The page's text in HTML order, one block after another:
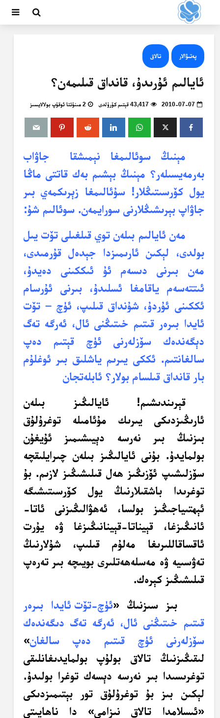
پەتىۋالار تالاق
ئايالىم ئۇرىدۇ، قانداق قىلىمەن؟
2010-07-07 43,417 قېتىم كۆرۈلدى 2 مىنۇتتا ئوقۇپ بولالايسىز
مېنىڭ سوئالىمغا نېمىشقا جاۋاب
بەرمەيسىلەر؟ مېنىڭ بېشىم بەك قاتتى ماڭا
يول كۆرسىتىڭلار! سۇئالىمغا زېرىكمەي بىر
جاۋاپ بېرىشىڭلارنى سورايمەن. سوئالىم شۇ:
مەن ئايالىم بىلەن توي قىلغىلى تۆت يىل
بولدى، لېكىن ئارىمىزدا جېدەل قۇرمىدى،
مەن بىرنى دىسەم ئۇ ئىككىنى دەيدۇ،
ئىتتەسەم ياقامغا ئسلىدۇ، بىرنى ئۇرسام
ئككىنى ئۇردۇ، شۇنداق قىلىپ، ئۈچ – تۆت
ئايدا بىرەر قىتىم خىتىڭنى ئال، ئەرگە تەگ
دېگەندەك سۆزلەرنى ئۈچ قېتىم دەپ
سالغانتىم. ئككى يىرىم ياشلىق بىر ئوغلۇم
بار قانداق قىلسام بولار؟ ئابلەتجان
قېرىندىشىم!
ئايالىڭىز بىلەن
ئارىڭىزدىكى يىرىك مۇئامىلە توغرۇلۇق
بىزنىڭ بىر نەرسە دېيىشىمىز ئۇيغۇن
بولمايدۇ. بۇنى ئايالىڭىز بىلەن چىرايلىقچە
سۆزلىشىپ ئۆزىڭىز ھەل قىلىشىڭىز لازىم. بۇ
توغرىدا باشقىلارنىڭ يول كۆرسىتىشىگە
ئېھتىياجىڭىز بولسا، ئەھۋالىڭىزنى ئاتا-
ئانىڭىزغا، قېيناتا-قېينانىڭىزغا ۋە يۇرت
ئاقساقاللىرىغا مەلۇم قىلىپ، شۇلارنىڭ
تەۋسىيە ۋە مەسلەھەتلىرى بويىچە بىر تەرەپ
قىلىشىڭىز كېرەك.
بىز سىزنىڭ «ئۈچ-تۆت ئايدا بىرەر
قىتىم خىتىڭنى ئال، ئەرگە تەگ دىگەندەك
سۆزلەرنى ئۈچ قىتىم دەپ سالغان»
لىقىڭىزنىڭ تالاق بولۇپ بولمايدىغانلىقى
توغرىسىدا بىر نەرسە دېسەك توغرا بولىدۇ.
لېكىن بىز بۇ توغرۇلۇق تور بېتىمىزدىكى
«ئىسلامدا تالاق نىزامى» دا ناھايىتى